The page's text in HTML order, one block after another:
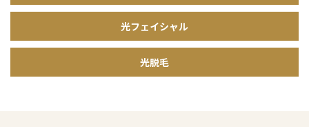
光フェイシャル
光脱毛